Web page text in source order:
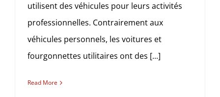
utilisent des véhicules pour leurs activités
professionnelles. Contrairement aux
véhicules personnels, les voitures et
fourgonnettes utilitaires ont des [...]
Read More